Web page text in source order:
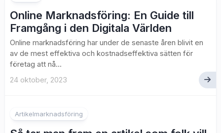
Online Marknadsföring: En Guide till
Framgång i den Digitala Världen
Online marknadsföring har under de senaste åren blivit en
av de mest effektiva och kostnadseffektiva sätten för
företag att nå...
24 oktober, 2023
Artikelmarknadsföring